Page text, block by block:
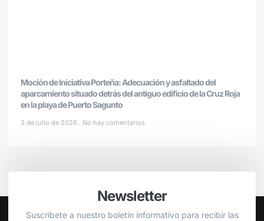
Moción de Iniciativa Porteña: Adecuación y asfaltado del
aparcamiento situado detrás del antiguo edificio de la Cruz Roja
en la playa de Puerto Sagunto
3 de julio de 2026 No hay comentarios
Newsletter
Suscríbete a nuestro boletín informativo para recibir las